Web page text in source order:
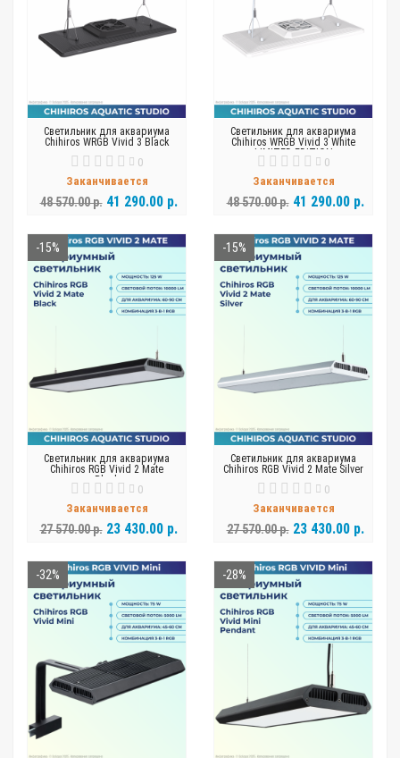
Светильник для аквариума
Chihiros WRGB Vivid 3 Black
0
Заканчивается
48 570.00 р. 41 290.00 р.
Светильник для аквариума
Chihiros WRGB Vivid 3 White
LIMITED EDITION
0
Заканчивается
48 570.00 р. 41 290.00 р.
-15%
Светильник для аквариума
Chihiros RGB Vivid 2 Mate
Black
0
Заканчивается
27 570.00 р. 23 430.00 р.
-15%
Светильник для аквариума
Chihiros RGB Vivid 2 Mate Silver
0
Заканчивается
27 570.00 р. 23 430.00 р.
-32% -28%